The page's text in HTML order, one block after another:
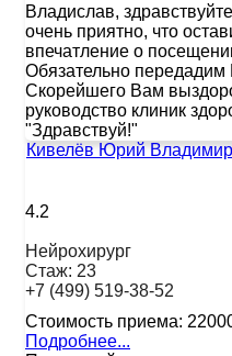
Владислав,
очень приятно, что
впечатление о
Обязательно передадим
Скорейшего Вам
руководство клиник
"Здравствуй!"
Кивелёв Юрий
4.2
Нейрохирург
Стаж: 23
+7 (499) 519-38-52
Стоимость приема:
Подробнее...